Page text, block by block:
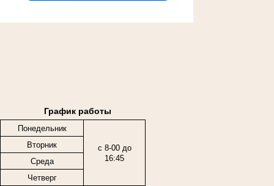
График работы
Понедельник
с 8-00 до
16:45
Вторник
Среда
Четверг